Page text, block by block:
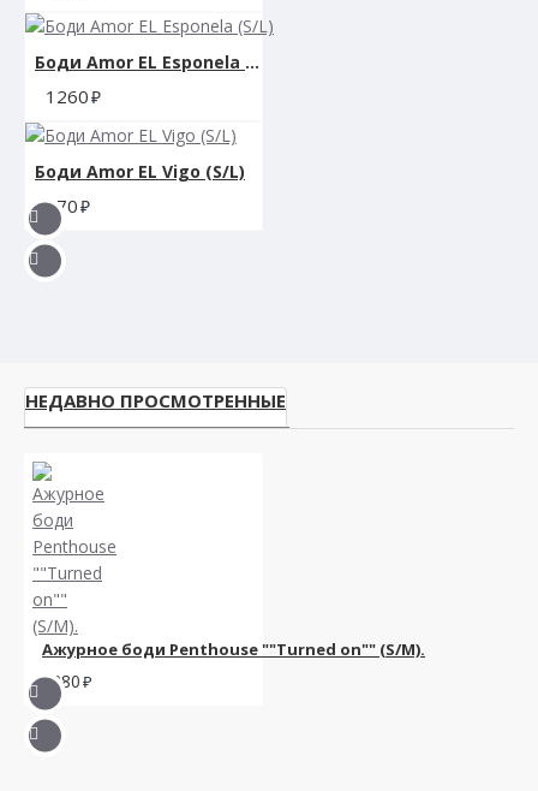
Боди Amor EL Esponela (S/L)
1260
Боди Amor EL Vigo (S/L)
870
НЕДАВНО ПРОСМОТРЕННЫЕ
Ажурное боди Penthouse ""Turned on"" (S/M).
1280